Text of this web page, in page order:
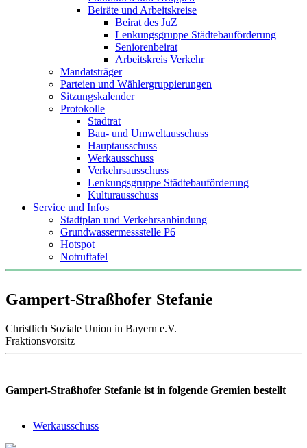
Beiräte und Arbeitskreise
Beirat des JuZ
Lenkungsgruppe Städtebauförderung
Seniorenbeirat
Arbeitskreis Verkehr
Mandatsträger
Parteien und Wählergruppierungen
Sitzungskalender
Protokolle
Stadtrat
Bau- und Umweltausschuss
Hauptausschuss
Werkausschuss
Verkehrsausschuss
Lenkungsgruppe Städtebauförderung
Kulturausschuss
Service und Infos
Stadtplan und Verkehrsanbindung
Grundwassermessstelle P6
Hotspot
Notruftafel
Gampert-Straßhofer Stefanie
Christlich Soziale Union in Bayern e.V.
Fraktionsvorsitz
Gampert-Straßhofer Stefanie ist in folgende Gremien bestellt
Werkausschuss